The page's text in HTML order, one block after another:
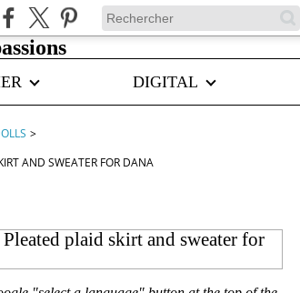
DIGITAL
>
AND SWEATER FOR DANA
plaid skirt and sweater for